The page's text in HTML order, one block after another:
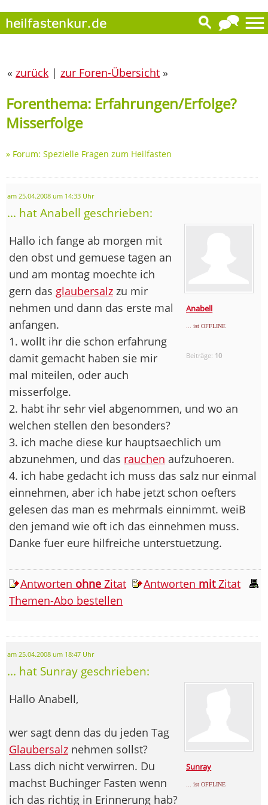
« zurück | zur Foren-Übersicht »
Forenthema: Erfahrungen/Erfolge?
Misserfolge
» Forum: Spezielle Fragen zum Heilfasten
am 25.04.2008 um 14:33 Uhr
... hat Anabell geschrieben:
Anabell
... ist OFFLINE
Beiträge: 10
Hallo ich fange ab morgen mit
den obst und gemuese tagen an
und am montag moechte ich
gern das glaubersalz zu mir
nehmen und dann das erste mal
anfangen.
1. wollt ihr die schon erfahrung
damit gemacht haben sie mir
mal miteilen, oder auch
misserfolge.
2. habt ihr sehr viel abgenommen, und wo an
welchen stellen den besonders?
3. ich mache diese kur hauptsaechlich um
abzunehmen, und das rauchen aufzuhoeren.
4. ich habe gedacht ich muss das salz nur einmal
einnehmen, aber ich habe jetzt schon oefters
gelesen das man es mehrmals einnimmt. weiB
den jemand wie oft ich das einnehmen muss.
Danke fuer eure hilfreiche unterstuetzung.
Antworten ohne Zitat Antworten mitZitat
Themen-Abo bestellen
am 25.04.2008 um 18:47 Uhr
... hat Sunray geschrieben:
Sunray
... ist OFFLINE
Hallo Anabell,
wer sagt denn das du jeden Tag
Glaubersalz nehmen sollst?
Lass dich nicht verwirren. Du
machst Buchinger Fasten wenn
ich das richtig in Erinnerung hab?